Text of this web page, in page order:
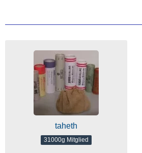
taheth
31000g Mitglied